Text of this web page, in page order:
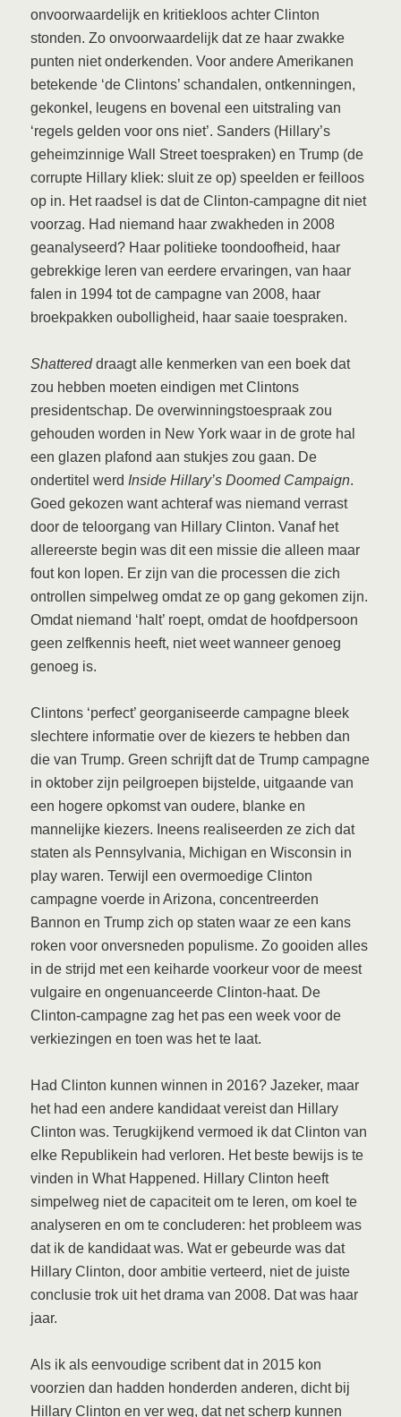
onvoorwaardelijk en kritiekloos achter Clinton
stonden. Zo onvoorwaardelijk dat ze haar zwakke
punten niet onderkenden. Voor andere Amerikanen
betekende ‘de Clintons’ schandalen, ontkenningen,
gekonkel, leugens en bovenal een uitstraling van
‘regels gelden voor ons niet’. Sanders (Hillary’s
geheimzinnige Wall Street toespraken) en Trump (de
corrupte Hillary kliek: sluit ze op) speelden er feilloos
op in. Het raadsel is dat de Clinton-campagne dit niet
voorzag. Had niemand haar zwakheden in 2008
geanalyseerd? Haar politieke toondoofheid, haar
gebrekkige leren van eerdere ervaringen, van haar
falen in 1994 tot de campagne van 2008, haar
broekpakken oubolligheid, haar saaie toespraken.
Shattereddraagt alle kenmerken van een boek dat
zou hebben moeten eindigen met Clintons
presidentschap. De overwinningstoespraak zou
gehouden worden in New York waar in de grote hal
een glazen plafond aan stukjes zou gaan. De
ondertitel werd Inside Hillary’s Doomed Campaign.
Goed gekozen want achteraf was niemand verrast
door de teloorgang van Hillary Clinton. Vanaf het
allereerste begin was dit een missie die alleen maar
fout kon lopen. Er zijn van die processen die zich
ontrollen simpelweg omdat ze op gang gekomen zijn.
Omdat niemand ‘halt’ roept, omdat de hoofdpersoon
geen zelfkennis heeft, niet weet wanneer genoeg
genoeg is.
Clintons ‘perfect’ georganiseerde campagne bleek
slechtere informatie over de kiezers te hebben dan
die van Trump. Green schrijft dat de Trump campagne
in oktober zijn peilgroepen bijstelde, uitgaande van
een hogere opkomst van oudere, blanke en
mannelijke kiezers. Ineens realiseerden ze zich dat
staten als Pennsylvania, Michigan en Wisconsin in
play waren. Terwijl een overmoedige Clinton
campagne voerde in Arizona, concentreerden
Bannon en Trump zich op staten waar ze een kans
roken voor onversneden populisme. Zo gooiden alles
in de strijd met een keiharde voorkeur voor de meest
vulgaire en ongenuanceerde Clinton-haat. De
Clinton-campagne zag het pas een week voor de
verkiezingen en toen was het te laat.
Had Clinton kunnen winnen in 2016? Jazeker, maar
het had een andere kandidaat vereist dan Hillary
Clinton was. Terugkijkend vermoed ik dat Clinton van
elke Republikein had verloren. Het beste bewijs is te
vinden in What Happened. Hillary Clinton heeft
simpelweg niet de capaciteit om te leren, om koel te
analyseren en om te concluderen: het probleem was
dat ik de kandidaat was. Wat er gebeurde was dat
Hillary Clinton, door ambitie verteerd, niet de juiste
conclusie trok uit het drama van 2008. Dat was haar
jaar.
Als ik als eenvoudige scribent dat in 2015 kon
voorzien dan hadden honderden anderen, dicht bij
Hillary Clinton en ver weg, dat net scherp kunnen